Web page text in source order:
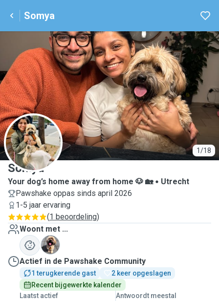
Somya
1/18
S
Somya
Your dog’s home away from home 🐶 🏡
Utrecht
Pawshake oppas sinds april 2026
1-5 jaar ervaring
(1 beoordeling)
Woont met ...
P
Actief in de Pawshake Community
1 terugkerende gast
2 keer opgeslagen
Recent bijgewerkte kalender
Laatst actief
Antwoordt meestal